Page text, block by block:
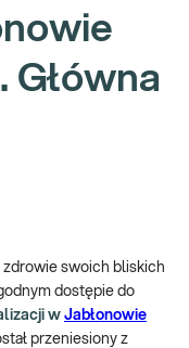
Główna
zdrowie swoich bliskich
dostępie do
w Jabłonowie
przeniesiony z